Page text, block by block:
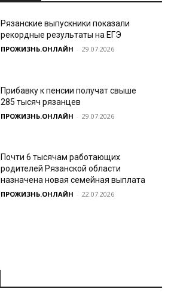
Рязанские выпускники показали
рекордные результаты на ЕГЭ
ПРОЖИЗНЬ.ОНЛАЙН - 29.07.2026
Прибавку к пенсии получат свыше
285 тысяч рязанцев
ПРОЖИЗНЬ.ОНЛАЙН - 29.07.2026
Почти 6 тысячам работающих
родителей Рязанской области
назначена новая семейная выплата
ПРОЖИЗНЬ.ОНЛАЙН - 22.07.2026